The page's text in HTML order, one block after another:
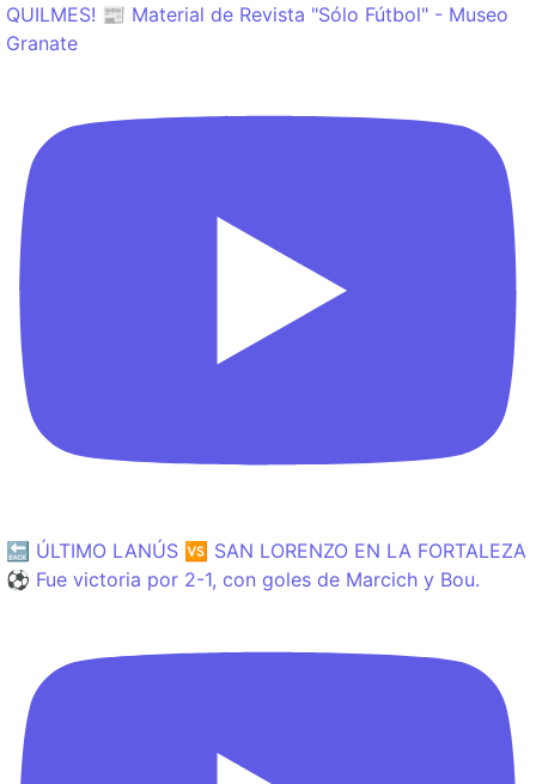
QUILMES! 📰 Material de Revista "Sólo Fútbol" - Museo
Granate
🔙 ÚLTIMO LANÚS 🆚 SAN LORENZO EN LA FORTALEZA
⚽️ Fue victoria por 2-1, con goles de Marcich y Bou.